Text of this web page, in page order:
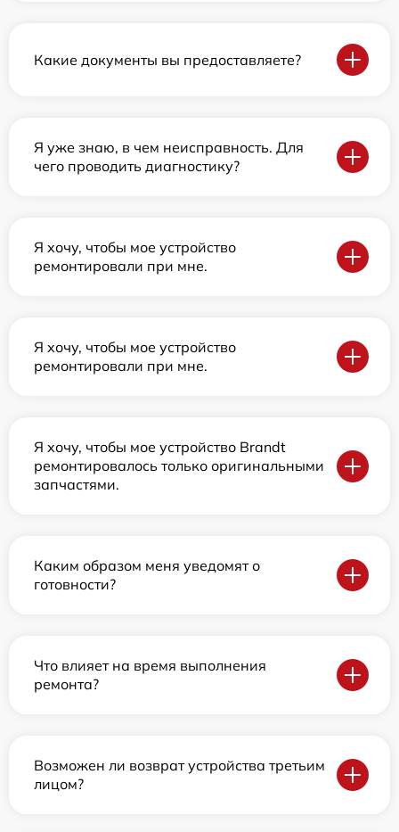
Какие документы вы предоставляете?
Я уже знаю, в чем неисправность. Для
чего проводить диагностику?
Я хочу, чтобы мое устройство
ремонтировали при мне.
Я хочу, чтобы мое устройство
ремонтировали при мне.
Я хочу, чтобы мое устройство Brandt
ремонтировалось только оригинальными
запчастями.
Каким образом меня уведомят о
готовности?
Что влияет на время выполнения
ремонта?
Возможен ли возврат устройства третьим
лицом?